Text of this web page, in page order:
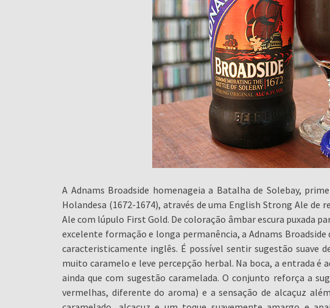
A Adnams Broadside homenageia a Batalha de Solebay,
Holandesa (1672-1674), através de uma English Strong Ale de
Ale com lúpulo First Gold. De coloração âmbar escura puxada
excelente formação e longa permanência, a Adnams
caracteristicamente inglês. É possível sentir sugestão suave
muito caramelo e leve percepção herbal. Na boca, a entrada é
ainda que com sugestão caramelada. O conjunto reforça a
vermelhas, diferente do aroma) e a sensação de alcaçuz